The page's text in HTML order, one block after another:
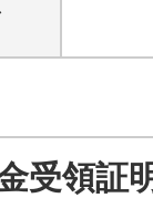
受領証